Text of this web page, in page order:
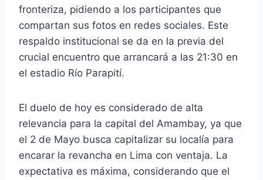
fronteriza, pidiendo a los participantes que
compartan sus fotos en redes sociales. Este
respaldo institucional se da en la previa del
crucial encuentro que arrancará a las 21:30 en
el estadio Río Parapití.
El duelo de hoy es considerado de alta
relevancia para la capital del Amambay, ya que
el 2 de Mayo busca capitalizar su localía para
encarar la revancha en Lima con ventaja. La
expectativa es máxima, considerando que el